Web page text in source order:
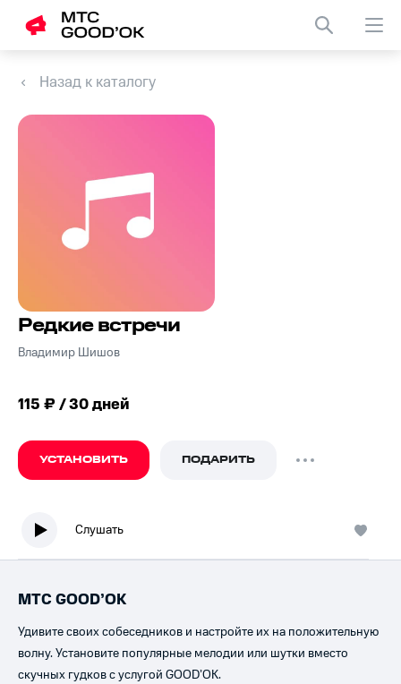
Назад к каталогу
Редкие встречи
Владимир Шишов
115 ₽ / 30 дней
УСТАНОВИТЬ ПОДАРИТЬ
Слушать
МТС GOOD’OK
Удивите своих собеседников и настройте их на положительную
волну. Установите популярные мелодии или шутки вместо
скучных гудков с услугой GOOD’OK.